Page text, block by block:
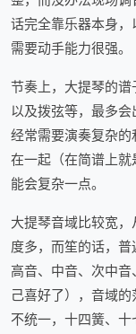
话完全靠乐器本身
需要动手能力很强。
节奏上，大提琴的
以及拨弦等，最多
经常需要演奏复杂
在一起（在简谱上
能会复杂一点。
大提琴音域比较宽
度多，而笙的话，
高音、中音、次中
己喜好了），音域
不统一，十四簧、